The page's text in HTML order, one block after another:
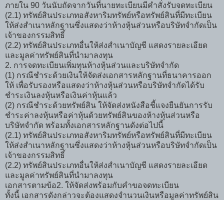
ภายใน 90 วันนับถัดจากวันที่นายทะเบียนมีคำสั่งรับจดทะเบียน
(2.1) ทรัพย์สินประเภทอสังหาริมทรัพย์หรือทรัพย์สินที่มีทะเบียน
ให้ส่งสำเนาหลักฐานซึ่งแสดงว่าห้างหุ้นส่วนหรือบริษัทจำกัดเป็น
เจ้าของกรรมสิทธิ์
(2.2) ทรัพย์สินประเภทอื่นให้ส่งสำเนาบัญชี แสดงรายละเอียด
และมูลค่าทรัพย์สินที่นำมาลงทุน
2. การจดทะเบียนเพิ่มทุนห้างหุ้นส่วนและบริษัทจำกัด
(1) กรณีชำระด้วยเงินให้จัดส่งเอกสารหลักฐานที่ธนาคารออก
ให้ เพื่อรับรองหรือแสดงว่าห้างหุ้นส่วนหรือบริษัทจำกัดได้รับ
ชำระเงินลงหุ้นหรือเงินค่าหุ้นแล้ว
(2) กรณีชำระด้วยทรัพย์สิน ให้จัดส่งหนังสือชี้แจงยืนยันการรับ
ชำระค่าลงหุ้นหรือค่าหุ้นด้วยทรัพย์สินของห้างหุ้นส่วนหรือ
บริษัทจำกัด พร้อมทั้งเอกสารหลักฐานดังต่อไปนี้
(2.1) ทรัพย์สินประเภทอสังหาริมทรัพย์หรือทรัพย์สินที่มีทะเบียน
ให้ส่งสำเนาหลักฐานซึ่งแสดงว่าห้างหุ้นส่วนหรือบริษัทจำกัดเป็น
เจ้าของกรรมสิทธิ์
(2.2) ทรัพย์สินประเภทอื่นให้ส่งสำเนาบัญชี แสดงรายละเอียด
และมูลค่าทรัพย์สินที่นำมาลงทุน
เอกสารตามข้อ2. ให้จัดส่งพร้อมกับคำขอจดทะเบียน
ทั้งนี้ เอกสารดังกล่าวจะต้องแสดงจำนวนเงินหรือมูลค่าทรัพย์สิน